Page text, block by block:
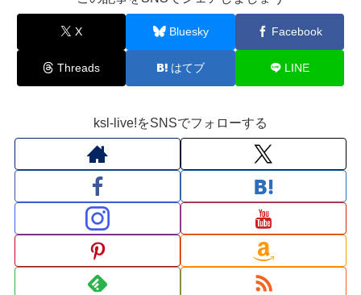
X Bluesky Facebook
Threads はてブ LINE
ksl-live!をSNSでフォローする